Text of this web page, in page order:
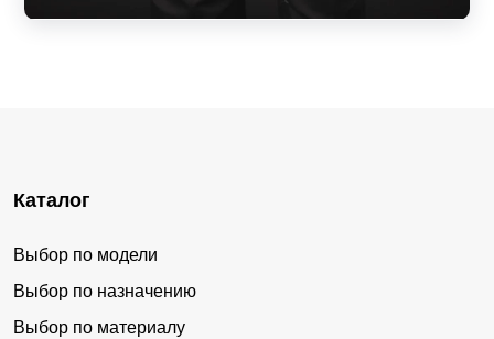
Каталог
Выбор по модели
Выбор по назначению
Выбор по материалу